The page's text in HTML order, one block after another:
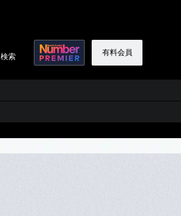
検索 有料会員